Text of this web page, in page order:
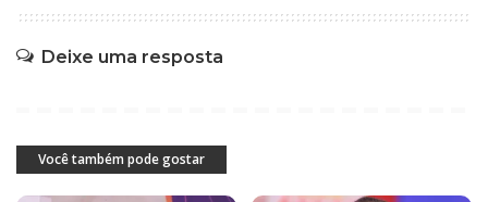
Deixe uma resposta
Você também pode gostar